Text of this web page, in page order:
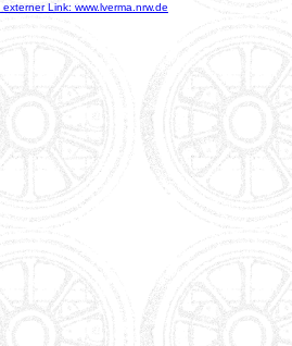
externer Link: www.lverma.nrw.de